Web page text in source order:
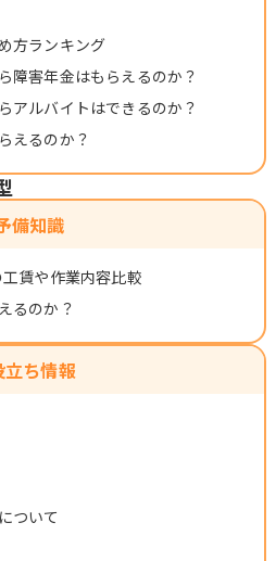
方ランキング
障害年金はもらえるのか？
アルバイトはできるのか？
えるのか？
備知識
賃や作業内容比較
るのか？
ち情報
ついて